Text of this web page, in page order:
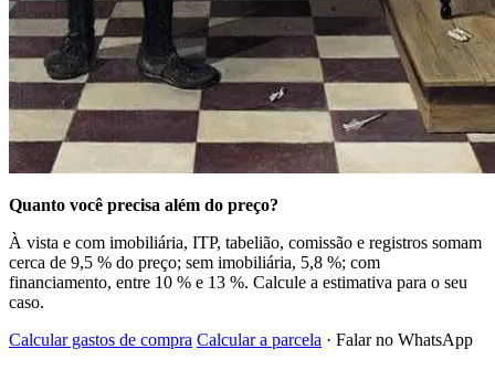
Quanto você precisa além do preço?
À vista e com imobiliária, ITP, tabelião, comissão e registros somam
cerca de 9,5 % do preço; sem imobiliária, 5,8 %; com
financiamento, entre 10 % e 13 %. Calcule a estimativa para o seu
caso.
Calcular gastos de compra Calcular a parcela · Falar no WhatsApp